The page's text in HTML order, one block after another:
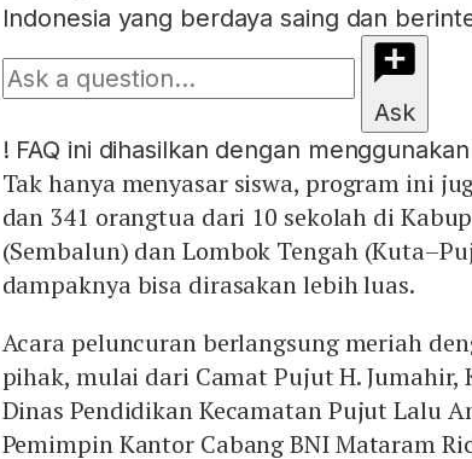
Indonesia yang berdaya saing dan
Ask
! FAQ ini dihasilkan dengan menggunakan
Tak hanya menyasar siswa, program ini
dan 341 orangtua dari 10 sekolah di
(Sembalun) dan Lombok Tengah
dampaknya bisa dirasakan lebih luas.
Acara peluncuran berlangsung meriah
pihak, mulai dari Camat Pujut H.
Dinas Pendidikan Kecamatan Pujut Lalu
Pemimpin Kantor Cabang BNI Mataram